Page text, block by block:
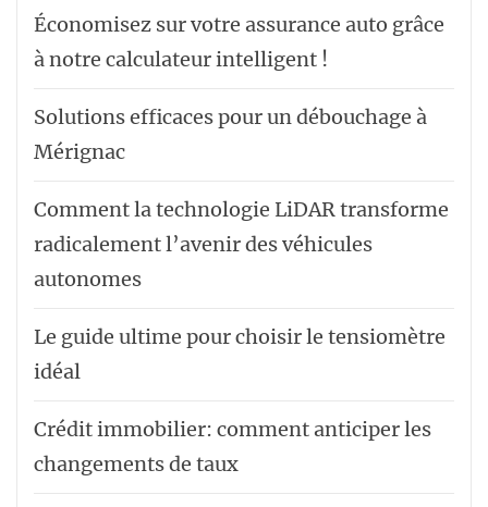
Économisez sur votre assurance auto grâce
à notre calculateur intelligent !
Solutions efficaces pour un débouchage à
Mérignac
Comment la technologie LiDAR transforme
radicalement l’avenir des véhicules
autonomes
Le guide ultime pour choisir le tensiomètre
idéal
Crédit immobilier: comment anticiper les
changements de taux